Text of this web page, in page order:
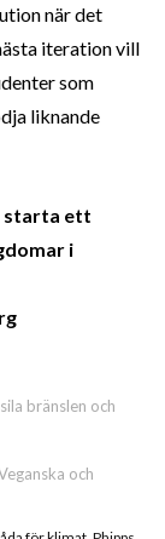
när det
iteration vill
som
liknande
starta ett
i
bränslen och
och